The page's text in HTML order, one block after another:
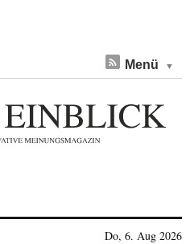
Menü
Do, 6. Aug 2026